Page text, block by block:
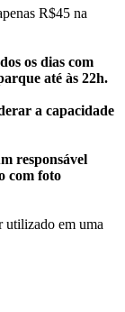
R$45 na
os dias com
até às 22h.
a capacidade
responsável
com foto
utilizado em uma